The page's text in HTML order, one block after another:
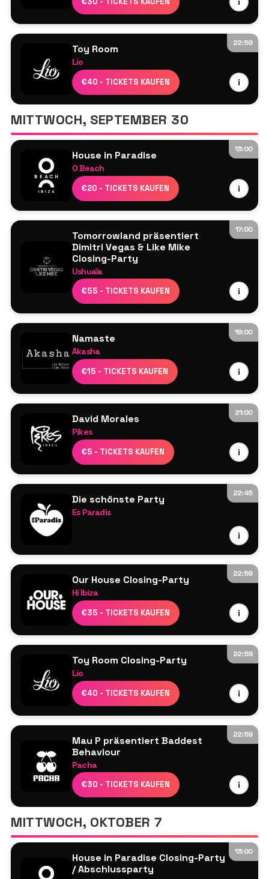
Anna Tur
Frank Storm
Mau P
WhoMadeWho
22:59
Toy Room
Lío
€40 - TICKETS KAUFEN i
Umile
MITTWOCH, SEPTEMBER 30
13:00
House in Paradise
O Beach
€20 - TICKETS KAUFEN i
Ardent
Dayl
Damon Hess
Jamie Love
Morgan Kasiera
Lucy Jane
Perry Martin
M3 Ibiza Live-Musiker-Show
17:00
Tomorrowland präsentiert
Dimitri Vegas & Like Mike
Closing-Party
Ushuaïa
€55 - TICKETS KAUFEN i
Dimitri Vegas & Like Mike
Mehr in Kürze
19:00
Namaste
Akasha
€15 - TICKETS KAUFEN i
Line-up wird noch bekannt gegeben
21:00
David Morales
Pikes
€5 - TICKETS KAUFEN i
David Morales
Mehr wird noch bekannt gegeben
22:45
Die schönste Party
Es Paradis
i
22:59
Our House Closing-Party
Hï Ibiza
€35 - TICKETS KAUFEN i
James Hype
Meduza³
Korolova
Brina Knauss
Jonas Blue
Malive
Calussa
22:59
Toy Room Closing-Party
Lío
€40 - TICKETS KAUFEN i
Umile
22:59
Mau P präsentiert Baddest
Behaviour
Pacha
€30 - TICKETS KAUFEN i
BAGGI
HAAi
Jimi Jules
Mau P
Sally C
MITTWOCH, OKTOBER 7
13:00
House in Paradise Closing-Party
/ Abschlussparty